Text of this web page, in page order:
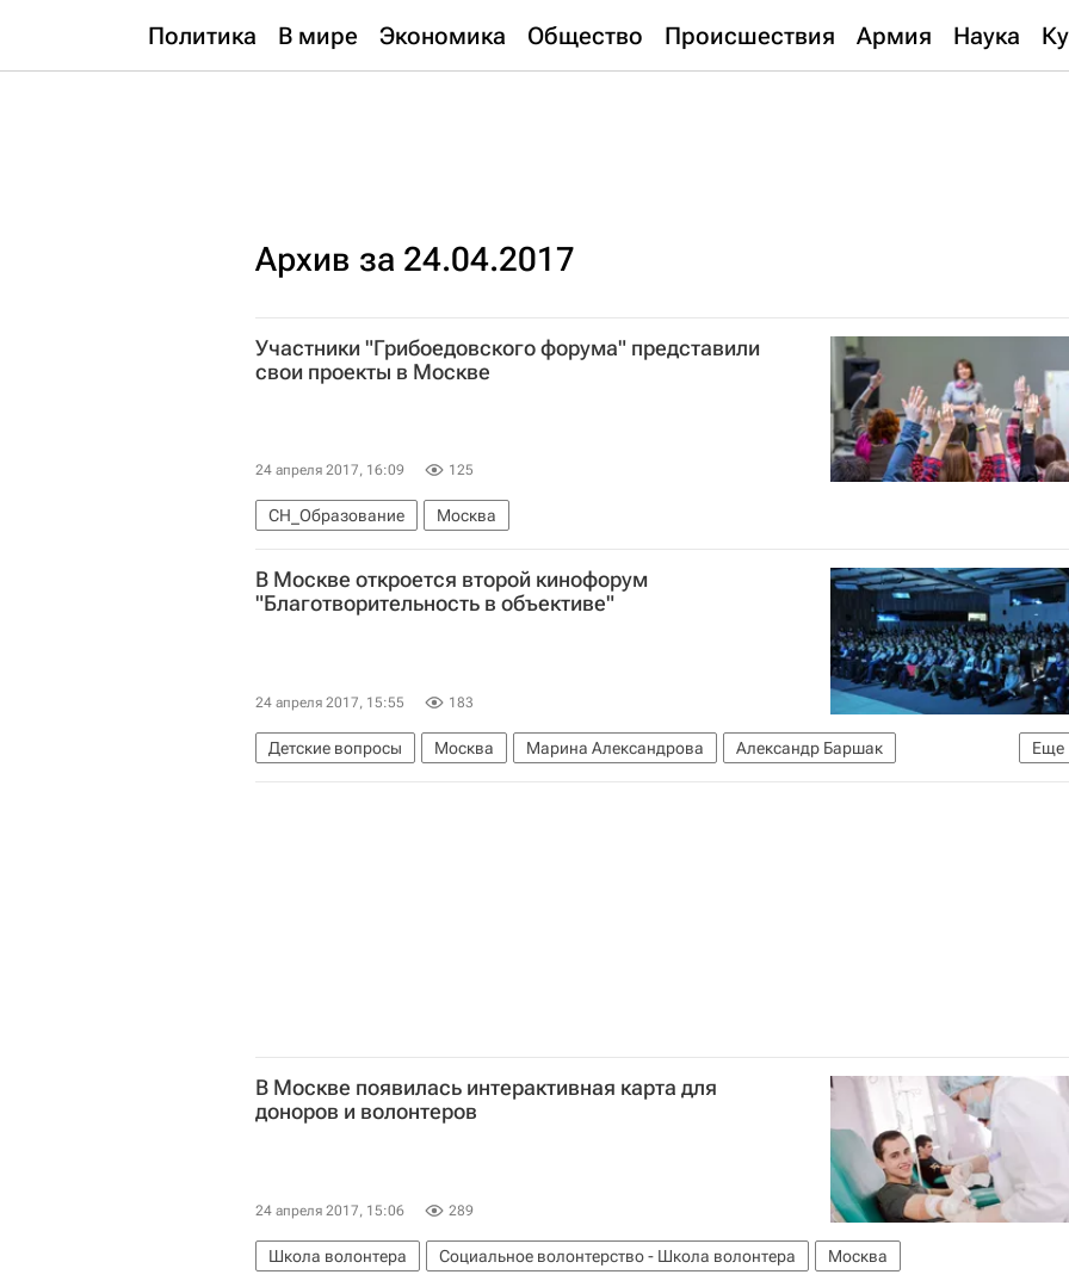
Политика В мире Экономика Общество Происшествия Армия Наука
Архив за 24.04.2017
Участники "Грибоедовского форума" представили
свои проекты в Москве
24 апреля 2017, 16:09 125
СН_Образование Москва
В Москве откроется второй кинофорум
"Благотворительность в объективе"
24 апреля 2017, 15:55 183
Еще
Детские вопросы Москва Марина Александрова
Александр Баршак
Фонд "Шередарь"
В Москве появилась интерактивная карта для
доноров и волонтеров
24 апреля 2017, 15:06 289
Школа волонтера Социальное волонтерство - Школа волонтера Москва